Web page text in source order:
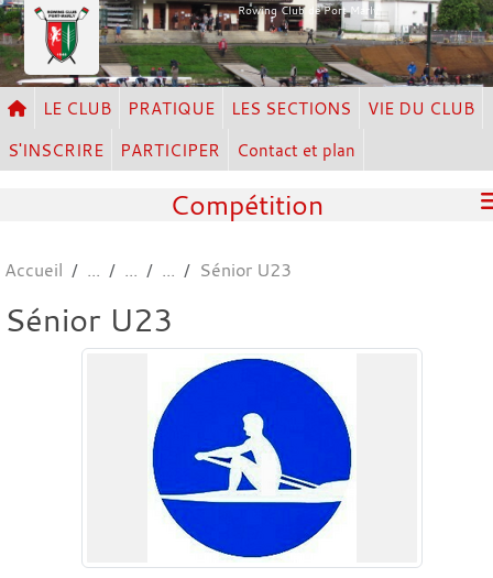
Rowing Club de Port Marly
LE CLUB PRATIQUE LES SECTIONS
VIE DU CLUB
S'INSCRIRE
PARTICIPER Contact et plan
Compétition
Accueil Sénior U23
Sénior U23
Panneau de gestion des cookies